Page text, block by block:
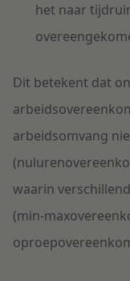
het naar
Dit betekent dat
arbeidsomvang
waarin
(min-